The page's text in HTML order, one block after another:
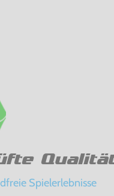
Spielerlebnisse